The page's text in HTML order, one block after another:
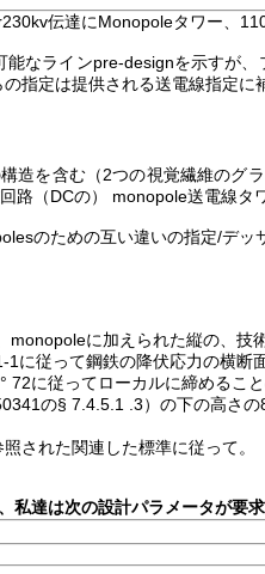
伝達にMonopoleタワー、
なラインpre-designを示すが
指定は提供される送電線指定に
造を含む（2つの視覚繊維のグ
路（DCの） monopole送電線タ
のための互い違いの指定/デ
に加えられた縦の、技
に従って鋼鉄の降伏応力の横断
72に従ってローカルに締めるこ
の§ 7.4.5.1 .3）の下の高さの
された関連した標準に従って。
私達は次の設計パラメータが要